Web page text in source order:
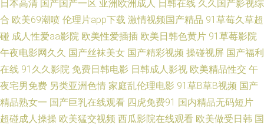
黄 91中韩大片 高清精品三级网址 抖阴在线第一区 国产91啪啪 亚州九十一区
99tv 国产精自拍 日韩亚洲欧美综合在线 先锋影音资源玖玖AV 91TV网站 午
夜伦伦剧场 91操插 91高清视频网站 综合色站国产ts 91免费在线播放 国产精
品日本免费 日韩精品一成 在线播放的成人 91网站网址大全 人妻精品免费 精
日本高清 国产国产一区 亚洲欧洲成人 日韩在线 久久国产影视综
合 欧美69潮喷 伦理片app下载 激情视频国产精品 91草莓久草超
碰 成人性爱aa影院 欧美性爱插插 欧美日韩色黄片 91草莓影院
午夜电影网久久 国产丝袜美女 国产精彩视频 操碰视屏 国产福利
在线 91久久影院 免费日韩电影 日韩成人影视 欧美精品性交 午
夜宅男免费 另类亚洲色情 家庭乱伦理电影 91草B草B视频 国产
精品熟女一 国产巨乳在线观看 四虎免费91 国内精品无码短片
超碰成人操操 欧美猛交视频 西瓜影院在线观看 欧美做受日韩 国